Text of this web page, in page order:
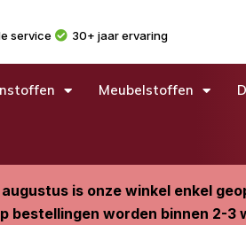
service 30+ jaar ervaring
Meubelstoffen
is onze winkel enkel
bestellingen worden binnen 2-3